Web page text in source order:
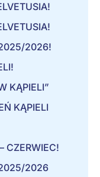
2026!
KĄPIELI”
KĄPIELI
CZERWIEC!
2025/2026